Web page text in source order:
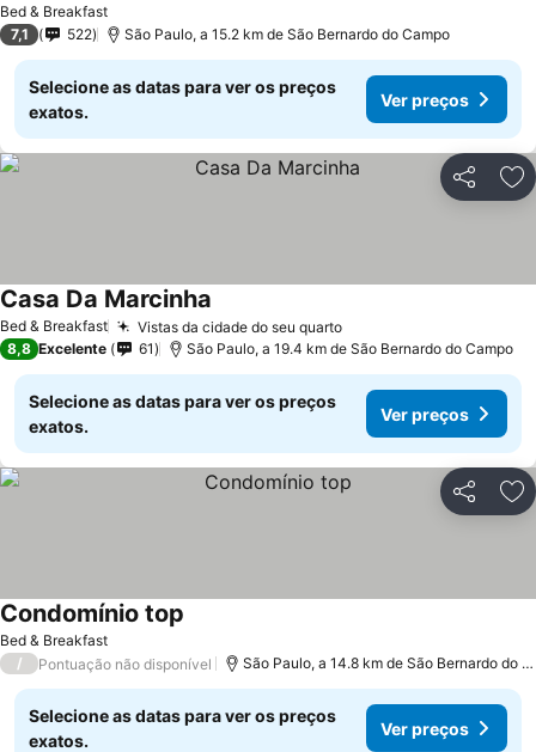
Bed & Breakfast
7,1 522 São Paulo, a 15.2 km de São Bernardo do Campo
Selecione as datas para ver os preços
exatos.
Ver preços
Partilhar
Bed & Breakfast Vistas da cidade do seu quarto
Casa Da Marcinha
8,8 Excelente 61 São Paulo, a 19.4 km de São Bernardo do Campo
Selecione as datas para ver os preços
exatos.
Ver preços
Partilhar
Bed & Breakfast
Condomínio top
/ Pontuação não disponível São Paulo, a 14.8 km de São Bernardo do Campo
Selecione as datas para ver os preços
exatos.
Ver preços